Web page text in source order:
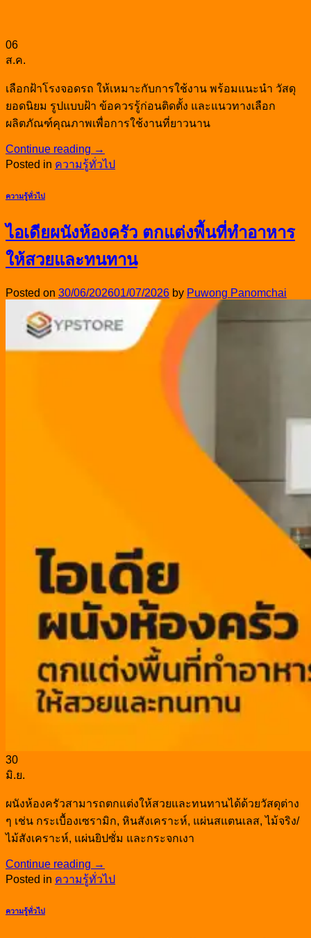
06
ส.ค.
เลือกฝ้าโรงจอดรถ ให้เหมาะกับการใช้งาน พร้อมแนะนำ วัสดุ
ยอดนิยม รูปแบบฝ้า ข้อควรรู้ก่อนติดตั้ง และแนวทางเลือก
ผลิตภัณฑ์คุณภาพเพื่อการใช้งานที่ยาวนาน
Continue reading →
Posted in ความรู้ทั่วไป
ความรู้ทั่วไป
ไอเดียผนังห้องครัว ตกแต่งพื้นที่ทำอาหาร
ให้สวยและทนทาน
Posted on 30/06/202601/07/2026 by Puwong Panomchai
30
มิ.ย.
ผนังห้องครัวสามารถตกแต่งให้สวยและทนทานได้ด้วยวัสดุต่าง
ๆ เช่น กระเบื้องเซรามิก, หินสังเคราะห์, แผ่นสแตนเลส, ไม้จริง/
ไม้สังเคราะห์, แผ่นยิปซั่ม และกระจกเงา
Continue reading →
Posted in ความรู้ทั่วไป
ความรู้ทั่วไป